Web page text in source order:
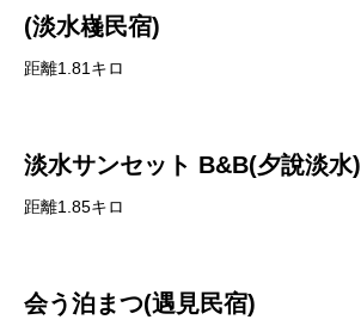
(淡水嶘民宿)
距離1.81キロ
淡水サンセット B&B(夕說淡水)
距離1.85キロ
会う泊まつ(遇見民宿)